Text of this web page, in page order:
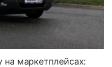
на маркетплейсах: